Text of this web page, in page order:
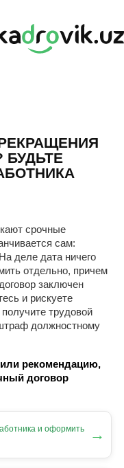
БУДЬТЕ
срочные
сам:
деле дата ничего
отдельно, причем
заключен
и рискуете
трудовой
должностному
рекомендацию,
договор
и оформить
→